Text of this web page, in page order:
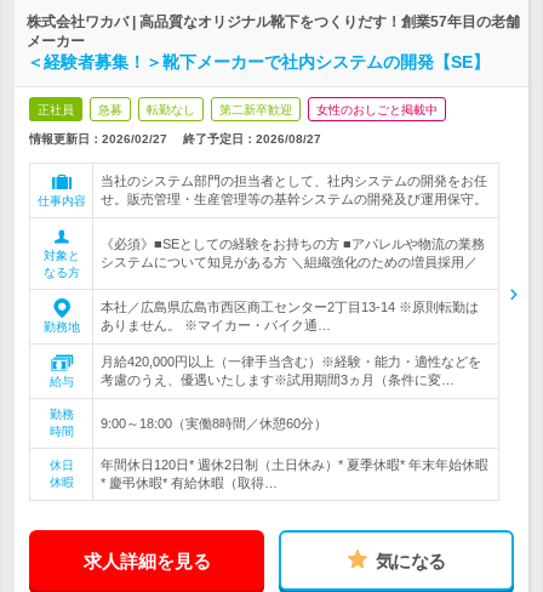
株式会社ワカバ | 高品質なオリジナル靴下をつくりだす！創業57年目の老舗
メーカー
＜経験者募集！＞靴下メーカーで社内システムの開発【SE】
正社員 急募 転勤なし 第二新卒歓迎 女性のおしごと掲載中
情報更新日：2026/02/27 終了予定日： 2026/08/27
仕事内容
当社のシステム部門の担当者として、社内システムの開発をお任
せ。販売管理・生産管理等の基幹システムの開発及び運用保守。
対象と
なる方
《必須》■SEとしての経験をお持ちの方 ■アパレルや物流の業務
システムについて知見がある方 ＼組織強化のための増員採用／
勤務地
本社／広島県広島市西区商工センター2丁目13-14 ※原則転勤は
ありません。 ※マイカー・バイク通…
給与
月給420,000円以上（一律手当含む）※経験・能力・適性などを
考慮のうえ、優遇いたします※試用期間3ヵ月（条件に変…
勤務
時間
9:00～18:00（実働8時間／休憩60分）
休日
休暇
年間休日120日* 週休2日制（土日休み）* 夏季休暇* 年末年始休暇
* 慶弔休暇* 有給休暇（取得…
求人詳細を見る 気になる